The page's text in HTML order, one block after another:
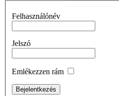
Felhasználónév
Jelszó
Emlékezzen rám